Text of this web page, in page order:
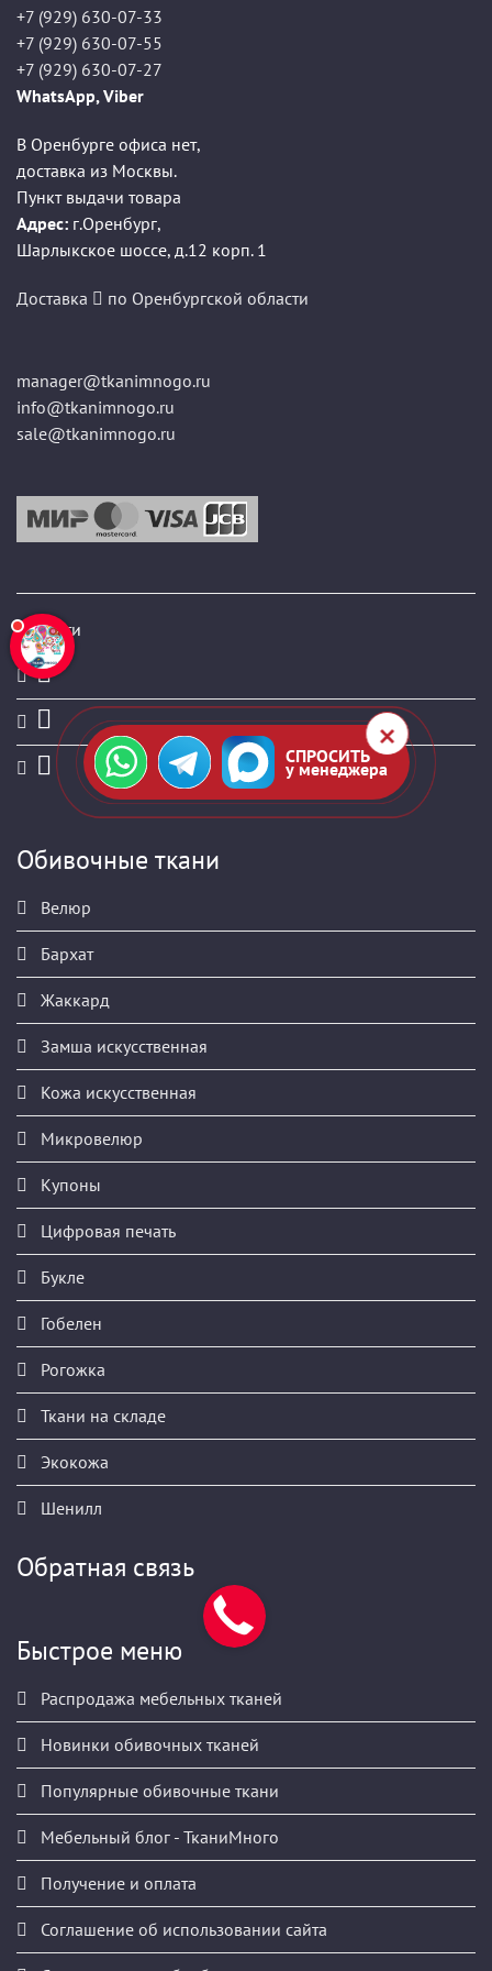
СПРОСИТЬ
у менеджера
+7 (929) 630-07-33
+7 (929) 630-07-55
+7 (929) 630-07-27
WhatsApp, Viber
В Оренбурге офиса нет,
доставка из Москвы.
Пункт выдачи товара
Адрес: г.Оренбург,
Шарлыкское шоссе, д.12 корп. 1
Доставка по Оренбургской области
manager@tkanimnogo.ru
info@tkanimnogo.ru
sale@tkanimnogo.ru
Соц.сети
Обивочные ткани
Велюр
Бархат
Жаккард
Замша искусственная
Кожа искусственная
Микровелюр
Купоны
Цифровая печать
Букле
Гобелен
Рогожка
Ткани на складе
Экокожа
Шенилл
Обратная связь
Быстрое меню
Распродажа мебельных тканей
Новинки обивочных тканей
Популярные обивочные ткани
Мебельный блог - ТканиМного
Получение и оплата
Соглашение об использовании сайта